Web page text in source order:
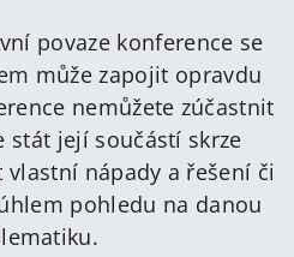
povaze konference se
může zapojit opravdu
nemůžete zúčastnit
stát její součástí skrze
nápady a řešení či
pohledu na danou